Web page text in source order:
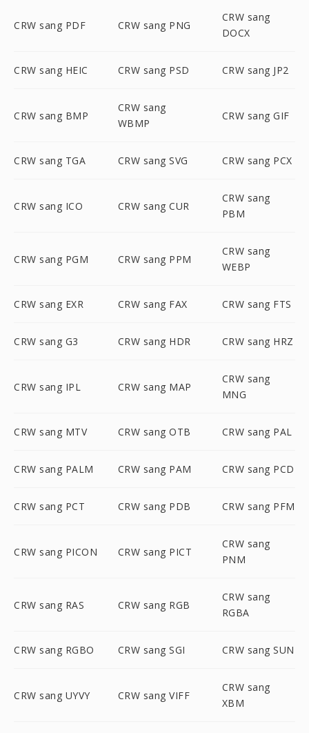
CRW sang PDF CRW sang PNG
CRW sang
DOCX
CRW sang HEIC CRW sang PSD CRW sang JP2
CRW sang BMP
CRW sang
WBMP
CRW sang GIF
CRW sang TGA CRW sang SVG CRW sang PCX
CRW sang ICO CRW sang CUR
CRW sang
PBM
CRW sang PGM CRW sang PPM
CRW sang
WEBP
CRW sang EXR CRW sang FAX CRW sang FTS
CRW sang G3 CRW sang HDR CRW sang HRZ
CRW sang IPL CRW sang MAP
CRW sang
MNG
CRW sang MTV CRW sang OTB CRW sang PAL
CRW sang PALM CRW sang PAM CRW sang PCD
CRW sang PCT CRW sang PDB CRW sang PFM
CRW sang PICON CRW sang PICT
CRW sang
PNM
CRW sang RAS CRW sang RGB
CRW sang
RGBA
CRW sang RGBO CRW sang SGI CRW sang SUN
CRW sang UYVY CRW sang VIFF
CRW sang
XBM